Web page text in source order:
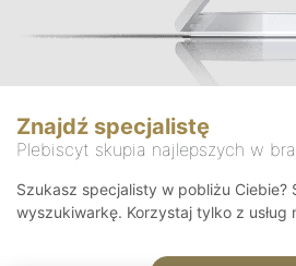
Znajdź specjalistę
Plebiscyt skupia najlepszych w
Szukasz specjalisty w pobliżu Ciebie?
wyszukiwarkę. Korzystaj tylko z usług